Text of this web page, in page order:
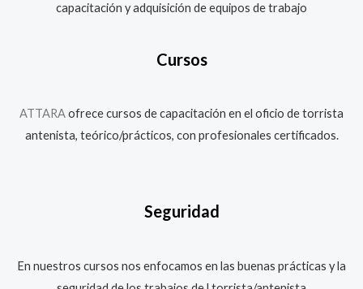
capacitación y adquisición de equipos de trabajo
Cursos
ATTARAofrece cursos de capacitación en el oficio de torrista
antenista, teórico/prácticos, con profesionales certificados.
Seguridad
En nuestros cursos nos enfocamos en las buenas prácticas y la